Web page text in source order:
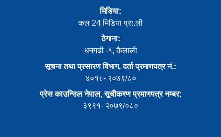
मिडिया:
कल 24 मिडिया प्रा.ली
ठेगाना:
धनगढी -१, कैलाली
सूचना तथा प्रसारण विभाग, दर्ता प्रमाणपत्र नं.:
४०१८- २०७९/८०
प्रेस काउन्सिल नेपाल, सूचीकरण प्रमाणपत्र नम्बर:
३९९१- २०७९/०८०